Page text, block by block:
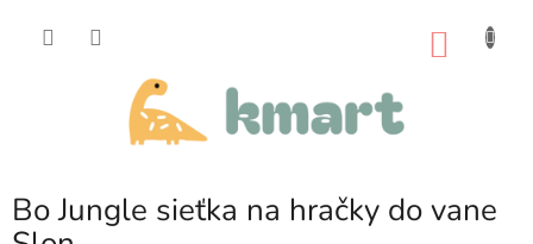
Bo Jungle sieťka na hračky do vane